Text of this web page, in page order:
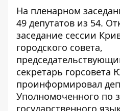
На пленарном
49 депутатов из 54.
заседание сессии
городского совета,
секретарь горсовета
проинформировал
Уполномоченного по
государственного